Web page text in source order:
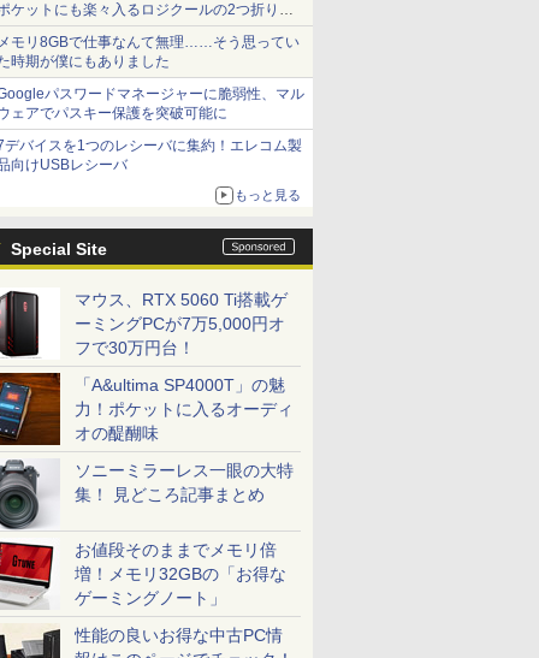
ケットにも楽々入るロジクールの2つ折りマ
ス「Mobi Fold」。その気になるギミックと
？
モリ8GBで仕事なんて無理……そう思ってい
時期が僕にもありました
パスワードマネージャーに脆弱性、マル
ェアでパスキー保護を突破可能に
デバイスを1つのレシーバに集約！エレコム製
向けUSBレシーバ
もっと見る
Special Site
マウス、RTX 5060 Ti搭載ゲ
ーミングPCが7万5,000円オ
フで30万円台！
「A&ultima SP4000T」の魅
力！ポケットに入るオーディ
オの醍醐味
ソニーミラーレス一眼の大特
集！ 見どころ記事まとめ
お値段そのままでメモリ倍
増！メモリ32GBの「お得な
ゲーミングノート」
性能の良いお得な中古PC情